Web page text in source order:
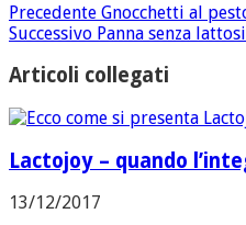
Precedente Gnocchetti al
Successivo Panna senza
Articoli collegati
Lactojoy – quando
13/12/2017